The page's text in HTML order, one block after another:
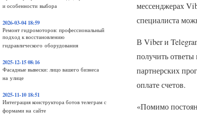
и особенности выбора
2026-03-04 18:59
Ремонт гидромоторов: профессиональный
подход к восстановлению
гидравлического оборудования
2025-12-15 08:16
Фасадные вывески: лицо вашего бизнеса
на улице
2025-11-10 18:51
Интеграция конструктора ботов телеграм с
формами на сайте
мессенджерах
специалиста
В Viber и
получить
партнерских
оплате счетов.
«Помимо